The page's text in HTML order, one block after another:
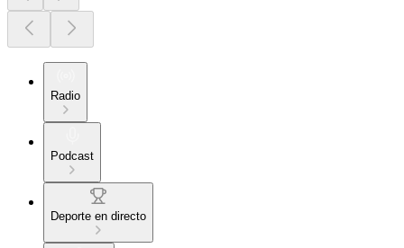
Radio
Podcast
Deporte en directo